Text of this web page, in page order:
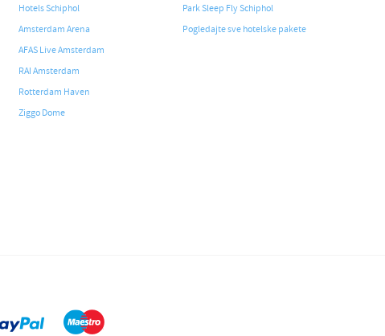
Hotels Schiphol
Amsterdam Arena
AFAS Live Amsterdam
RAI Amsterdam
Rotterdam Haven
Ziggo Dome
Park Sleep Fly Schiphol
Pogledajte sve hotelske pakete